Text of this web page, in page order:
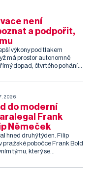
není
a podpořit,
výkony pod tlakem
má prostor autonomně
dopad, čtvrtého pohání
HR praxi dělat?
do moderní
Frank
Němeček
hned druhý týden. Filip
pražské pobočce Frank Bold
týmu, který se
Věnoval se rešerším
Filip u nás během stáže